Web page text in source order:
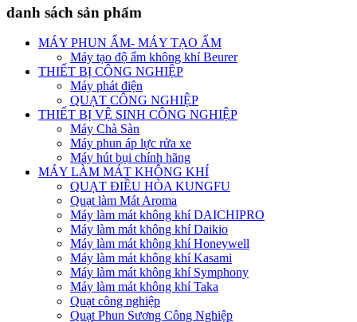
danh sách sản phẩm
MÁY PHUN ẨM- MÁY TẠO ẨM
Máy tạo độ ẩm không khí Beurer
THIẾT BỊ CÔNG NGHIỆP
Máy phát điện
QUẠT CÔNG NGHIỆP
THIẾT BỊ VỆ SINH CÔNG NGHIỆP
Máy Chà Sàn
Máy phun áp lực rửa xe
Máy hút bụi chính hãng
MÁY LÀM MÁT KHÔNG KHÍ
QUẠT ĐIỀU HÒA KUNGFU
Quạt làm Mát Aroma
Máy làm mát không khí DAICHIPRO
Máy làm mát không khí Daikio
Máy làm mát không khí Honeywell
Máy làm mát không khí Kasami
Máy làm mát không khí Symphony
Máy làm mát không khí Taka
Quạt công nghiệp
Quạt Phun Sương Công Nghiệp